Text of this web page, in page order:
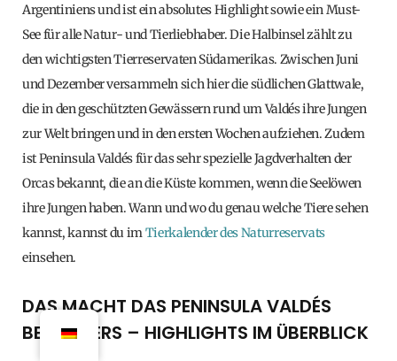
Argentiniens und ist ein absolutes Highlight sowie ein Must-
See für alle Natur- und Tierliebhaber. Die Halbinsel zählt zu
den wichtigsten Tierreservaten Südamerikas. Zwischen Juni
und Dezember versammeln sich hier die südlichen Glattwale,
die in den geschützten Gewässern rund um Valdés ihre Jungen
zur Welt bringen und in den ersten Wochen aufziehen. Zudem
ist Peninsula Valdés für das sehr spezielle Jagdverhalten der
Orcas bekannt, die an die Küste kommen, wenn die Seelöwen
ihre Jungen haben. Wann und wo du genau welche Tiere sehen
kannst, kannst du imTierkalender des Naturreservats
einsehen.
DAS MACHT DAS PENINSULA VALDÉS
BESONDERS – HIGHLIGHTS IM ÜBERBLICK